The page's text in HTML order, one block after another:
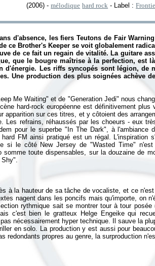
(2006) -mélodique hard rock - Label :
d'absence, les fiers Teutons de Fair
ce Brother's Keeperse voit globalement
de ce fait un regain de vitalité. La guitare
que le bougre maîtrise à la perfection, est
d'énergie. Les riffs syncopés sont légion, de
Une production des plus soignées achève
Me Waiting" et de "Generation Jedi" nous
hard-rock européenne est définitivement
apparition sur ces titres, et y côtoient des
Les refrains, réhaussés par les choeurs - eux
pour le superbe "In The Dark", à l'ambiance
FM ainsi pratiqué est un régal. L'inspiration
si le côté New Jersey de "Wasted Time" n'est
somme toute dispensables, sur la douzaine de
à la hauteur de sa tâche de vocaliste, et ce
nagent dans les poncifs mais qu'importe, on
rythmique sait se montrer tour à tour
c'est bien le gratteux Helge Engeike qui
nécessairement hyper technique. Il sauve la
en solo. La production y est aussi pour
redondants propres au genre, la surproduction